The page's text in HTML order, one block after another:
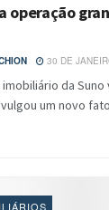
operação
30 DE
imobiliário da
um novo